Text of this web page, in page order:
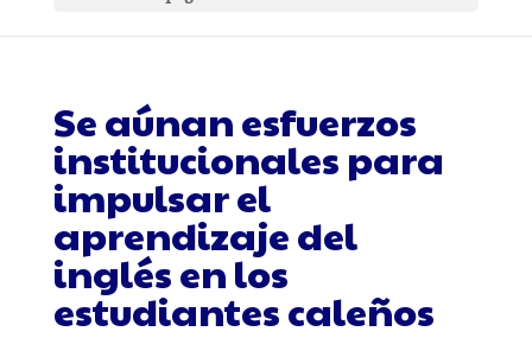
Se aúnan esfuerzos
institucionales para
impulsar el
aprendizaje del
inglés en los
estudiantes caleños